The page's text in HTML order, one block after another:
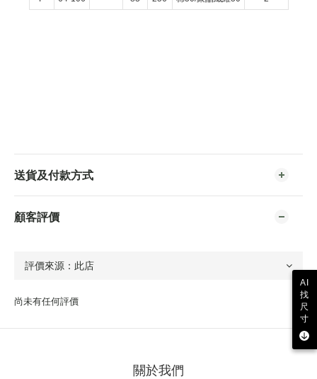
送貨及付款方式
顧客評價
尚未有任何評價
關於我們
AI
找
尺
寸